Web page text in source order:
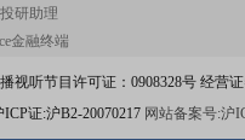
研助理
金融终端
视听节目许可证：0908328号 经营
ICP证:沪B2-20070217 网站备案号:沪